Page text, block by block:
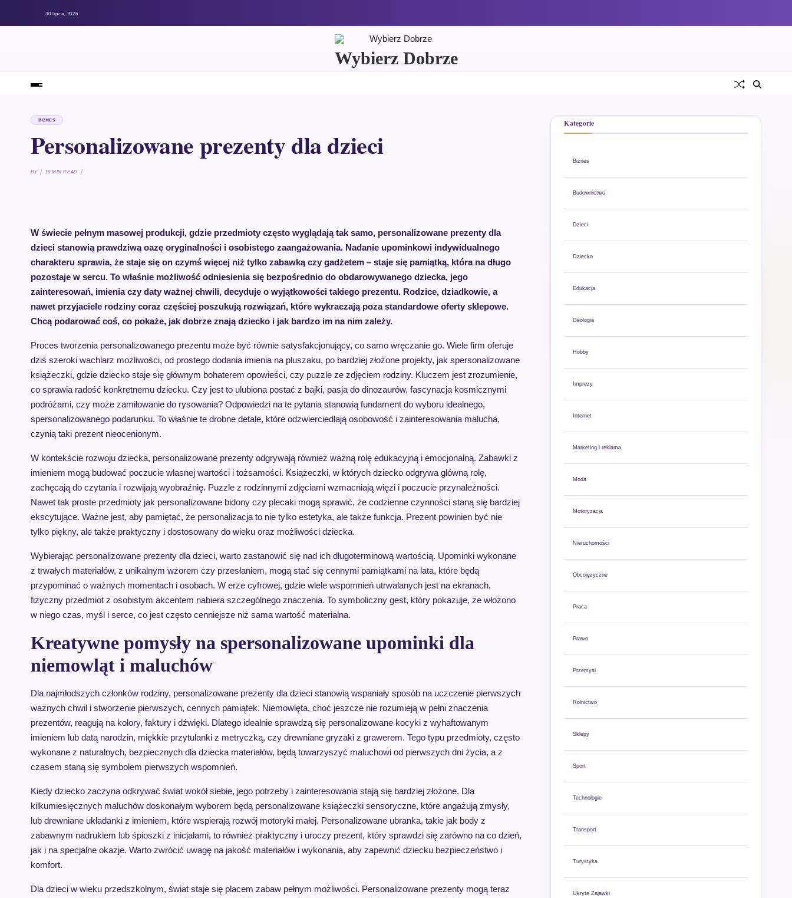
30 lipca, 2026
Wybierz Dobrze
BIZNES
Personalizowane prezenty dla dzieci
BY 10 MIN READ
W świecie pełnym masowej produkcji, gdzie przedmioty często wyglądają tak samo, personalizowane prezenty dla
dzieci stanowią prawdziwą oazę oryginalności i osobistego zaangażowania. Nadanie upominkowi indywidualnego
charakteru sprawia, że staje się on czymś więcej niż tylko zabawką czy gadżetem – staje się pamiątką, która na długo
pozostaje w sercu. To właśnie możliwość odniesienia się bezpośrednio do obdarowywanego dziecka, jego
zainteresowań, imienia czy daty ważnej chwili, decyduje o wyjątkowości takiego prezentu. Rodzice, dziadkowie, a
nawet przyjaciele rodziny coraz częściej poszukują rozwiązań, które wykraczają poza standardowe oferty sklepowe.
Chcą podarować coś, co pokaże, jak dobrze znają dziecko i jak bardzo im na nim zależy.
Proces tworzenia personalizowanego prezentu może być równie satysfakcjonujący, co samo wręczanie go. Wiele firm oferuje
dziś szeroki wachlarz możliwości, od prostego dodania imienia na pluszaku, po bardziej złożone projekty, jak spersonalizowane
książeczki, gdzie dziecko staje się głównym bohaterem opowieści, czy puzzle ze zdjęciem rodziny. Kluczem jest zrozumienie,
co sprawia radość konkretnemu dziecku. Czy jest to ulubiona postać z bajki, pasja do dinozaurów, fascynacja kosmicznymi
podróżami, czy może zamiłowanie do rysowania? Odpowiedzi na te pytania stanowią fundament do wyboru idealnego,
spersonalizowanego podarunku. To właśnie te drobne detale, które odzwierciedlają osobowość i zainteresowania malucha,
czynią taki prezent nieocenionym.
W kontekście rozwoju dziecka, personalizowane prezenty odgrywają również ważną rolę edukacyjną i emocjonalną. Zabawki z
imieniem mogą budować poczucie własnej wartości i tożsamości. Książeczki, w których dziecko odgrywa główną rolę,
zachęcają do czytania i rozwijają wyobraźnię. Puzzle z rodzinnymi zdjęciami wzmacniają więzi i poczucie przynależności.
Nawet tak proste przedmioty jak personalizowane bidony czy plecaki mogą sprawić, że codzienne czynności staną się bardziej
ekscytujące. Ważne jest, aby pamiętać, że personalizacja to nie tylko estetyka, ale także funkcja. Prezent powinien być nie
tylko piękny, ale także praktyczny i dostosowany do wieku oraz możliwości dziecka.
Wybierając personalizowane prezenty dla dzieci, warto zastanowić się nad ich długoterminową wartością. Upominki wykonane
z trwałych materiałów, z unikalnym wzorem czy przesłaniem, mogą stać się cennymi pamiątkami na lata, które będą
przypominać o ważnych momentach i osobach. W erze cyfrowej, gdzie wiele wspomnień utrwalanych jest na ekranach,
fizyczny przedmiot z osobistym akcentem nabiera szczególnego znaczenia. To symboliczny gest, który pokazuje, że włożono
w niego czas, myśl i serce, co jest często cenniejsze niż sama wartość materialna.
Kreatywne pomysły na spersonalizowane upominki dla
niemowląt i maluchów
Dla najmłodszych członków rodziny, personalizowane prezenty dla dzieci stanowią wspaniały sposób na uczczenie pierwszych
ważnych chwil i stworzenie pierwszych, cennych pamiątek. Niemowlęta, choć jeszcze nie rozumieją w pełni znaczenia
prezentów, reagują na kolory, faktury i dźwięki. Dlatego idealnie sprawdzą się personalizowane kocyki z wyhaftowanym
imieniem lub datą narodzin, miękkie przytulanki z metryczką, czy drewniane gryzaki z grawerem. Tego typu przedmioty, często
wykonane z naturalnych, bezpiecznych dla dziecka materiałów, będą towarzyszyć maluchowi od pierwszych dni życia, a z
czasem staną się symbolem pierwszych wspomnień.
Kiedy dziecko zaczyna odkrywać świat wokół siebie, jego potrzeby i zainteresowania stają się bardziej złożone. Dla
kilkumiesięcznych maluchów doskonałym wyborem będą personalizowane książeczki sensoryczne, które angażują zmysły,
lub drewniane układanki z imieniem, które wspierają rozwój motoryki małej. Personalizowane ubranka, takie jak body z
zabawnym nadrukiem lub śpioszki z inicjałami, to również praktyczny i uroczy prezent, który sprawdzi się zarówno na co dzień,
jak i na specjalne okazje. Warto zwrócić uwagę na jakość materiałów i wykonania, aby zapewnić dziecku bezpieczeństwo i
komfort.
Dla dzieci w wieku przedszkolnym, świat staje się placem zabaw pełnym możliwości. Personalizowane prezenty mogą teraz
Kategorie
Biznes
Budownictwo
Dzieci
Dziecko
Edukacja
Geologia
Hobby
Imprezy
Internet
Marketing i reklama
Moda
Motoryzacja
Nieruchomości
Obcojęzyczne
Praca
Prawo
Przemysł
Rolnictwo
Sklepy
Sport
Technologie
Transport
Turystyka
Ukryte Zajawki